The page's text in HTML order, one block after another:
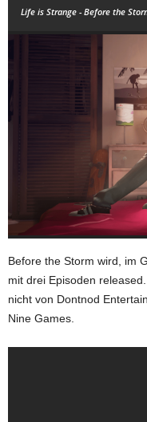
Life is Strange - Before the
Before the Storm wird, im
mit drei Episoden
nicht von Dontnod
Nine Games.